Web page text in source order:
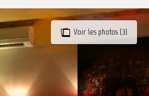
Voir les photos (3)